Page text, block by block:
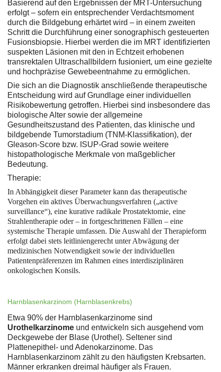
Basierend auf den Ergebnissen der MRT-Untersuchung
erfolgt – sofern ein entsprechender Verdachtsmoment
durch die Bildgebung erhärtet wird – in einem zweiten
Schritt die Durchführung einer sonographisch gesteuerten
Fusionsbiopsie. Hierbei werden die im MRT identifizierten
suspekten Läsionen mit den in Echtzeit erhobenen
transrektalen Ultraschallbildern fusioniert, um eine gezielte
und hochpräzise Gewebeentnahme zu ermöglichen.
Die sich an die Diagnostik anschließende therapeutische
Entscheidung wird auf Grundlage einer individuellen
Risikobewertung getroffen. Hierbei sind insbesondere das
biologische Alter sowie der allgemeine
Gesundheitszustand des Patienten, das klinische und
bildgebende Tumorstadium (TNM-Klassifikation), der
Gleason-Score bzw. ISUP-Grad sowie weitere
histopathologische Merkmale von maßgeblicher
Bedeutung.
Therapie:
In Abhängigkeit dieser Parameter kann das therapeutische
Vorgehen ein aktives Überwachungsverfahren („active
surveillance“), eine kurative radikale Prostatektomie, eine
Strahlentherapie oder – in fortgeschrittenen Fällen – eine
systemische Therapie umfassen. Die Auswahl der Therapieform
erfolgt dabei stets leitliniengerecht unter Abwägung der
medizinischen Notwendigkeit sowie der individuellen
Patientenpräferenzen im Rahmen eines interdisziplinären
onkologischen Konsils.
Harnblasenkarzinom (Harnblasenkrebs)
Etwa 90% der Harnblasenkarzinome sind
Urothelkarzinome und entwickeln sich ausgehend vom
Deckgewebe der Blase (Urothel). Seltener sind
Plattenepithel- und Adenokarzinome. Das
Harnblasenkarzinom zählt zu den häufigsten Krebsarten.
Männer erkranken dreimal häufiger als Frauen.